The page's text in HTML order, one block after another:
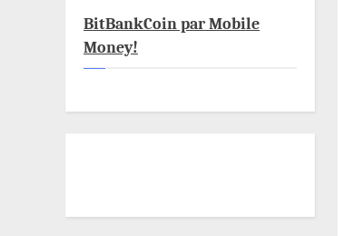
BitBankCoin par Mobile
Money!